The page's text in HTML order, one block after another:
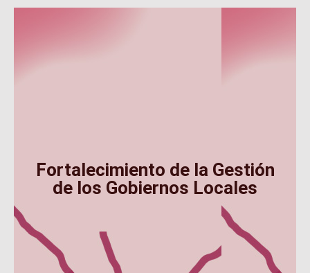
Fortalecimiento de la Gestión
de los Gobiernos Locales